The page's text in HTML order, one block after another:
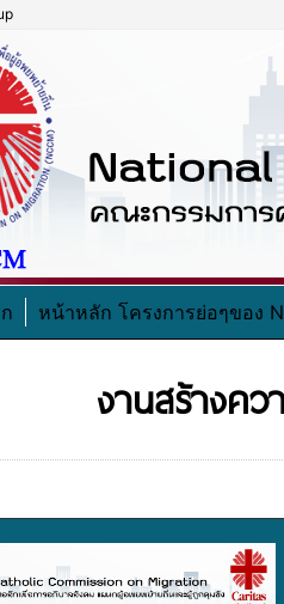
หน้าหลัก โครงการย่อๆของ
งานสร้างคว